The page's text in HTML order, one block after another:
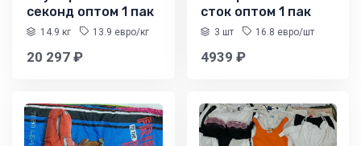
секонд оптом 1 пак
14.9 кг 13.9 евро/кг
20 297 ₽
сток оптом 1 пак
3 шт 16.8 евро/шт
4939 ₽